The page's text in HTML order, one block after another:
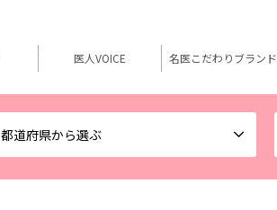
都道府県から選ぶ
医人VOICE 名医こだわりブランド